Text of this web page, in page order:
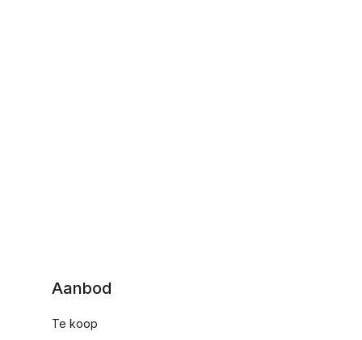
Aanbod
Te koop